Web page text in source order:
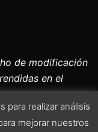
de modificación
en el
para realizar análisis
mejorar nuestros